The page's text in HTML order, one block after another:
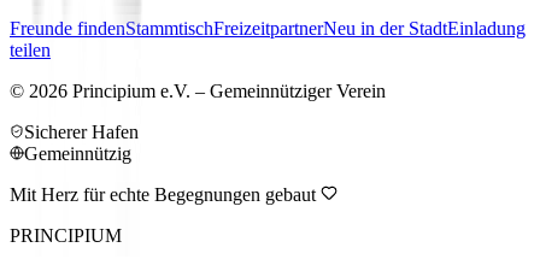
Freunde findenStammtischFreizeitpartnerNeu in der StadtEinladung
teilen
© 2026 Principium e.V. – Gemeinnütziger Verein
Sicherer Hafen
Gemeinnützig
Mit Herz für echte Begegnungen gebaut
PRINCIPIUM